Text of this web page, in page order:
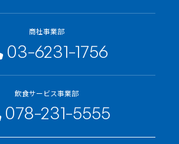
商社事業部
03-6231-1756
飲食サービス事業部
078-231-5555